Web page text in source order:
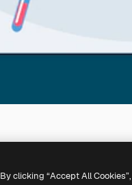
By clicking “Accept All